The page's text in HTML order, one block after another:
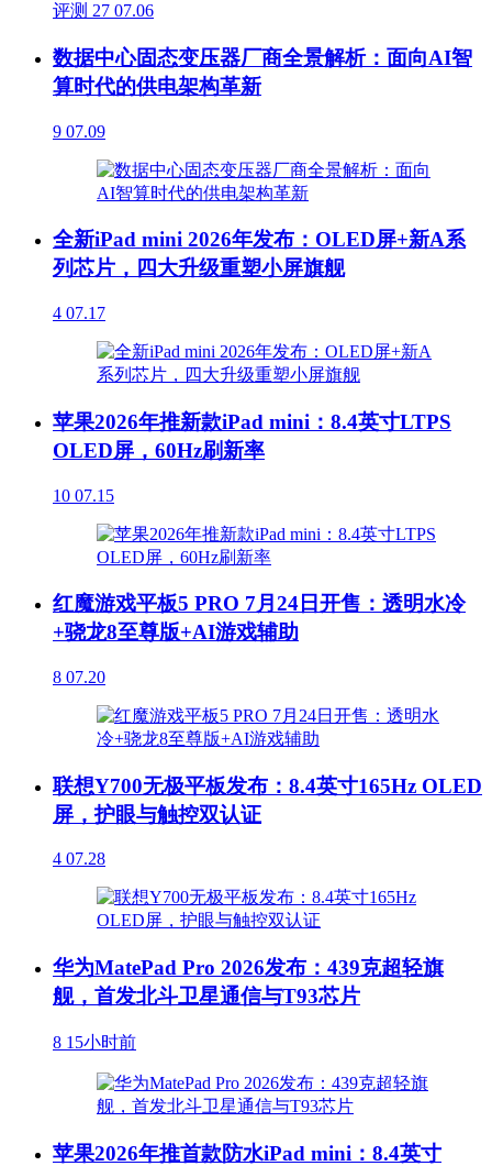
评测 27 07.06
数据中心固态变压器厂商全景解析：面向AI智
算时代的供电架构革新
9 07.09
全新iPad mini 2026年发布：OLED屏+新A系
列芯片，四大升级重塑小屏旗舰
4 07.17
苹果2026年推新款iPad mini：8.4英寸LTPS
OLED屏，60Hz刷新率
10 07.15
红魔游戏平板5 PRO 7月24日开售：透明水冷
+骁龙8至尊版+AI游戏辅助
8 07.20
联想Y700无极平板发布：8.4英寸165Hz OLED
屏，护眼与触控双认证
4 07.28
华为MatePad Pro 2026发布：439克超轻旗
舰，首发北斗卫星通信与T93芯片
8 15小时前
苹果2026年推首款防水iPad mini：8.4英寸